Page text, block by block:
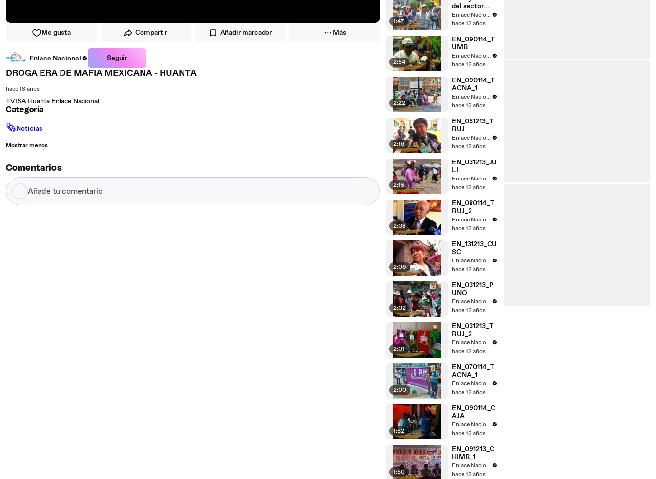
Me gusta Compartir Añadir marcador Más
Enlace Nacional Seguir
DROGA ERA DE MAFIA MEXICANA - HUANTA
hace 18 años
TVISA Huanta Enlace Nacional
Categoría
🗞Noticias
Mostrar menos
Comentarios
Añade
tu
1:47
del sector
judicial de
Tacna acatan
Enlace Nacional
hace 12 años
2:54
EN_090114_T
UMB
Enlace Nacional
hace 12 años
2:22
EN_090114_T
ACNA_1
Enlace Nacional
hace 12 años
2:16
EN_051213_T
RUJ
Enlace Nacional
hace 12 años
2:15
EN_031213_JU
LI
Enlace Nacional
hace 12 años
2:08
EN_080114_T
RUJ_2
Enlace Nacional
hace 12 años
2:06
EN_131213_CU
SC
Enlace Nacional
hace 12 años
2:02
EN_031213_P
UNO
Enlace Nacional
hace 12 años
2:01
EN_031213_T
RUJ_2
Enlace Nacional
hace 12 años
2:00
EN_070114_T
ACNA_1
Enlace Nacional
hace 12 años
1:52
EN_090114_C
AJA
Enlace Nacional
hace 12 años
1:50
EN_091213_C
HIMB_1
Enlace Nacional
hace 12 años